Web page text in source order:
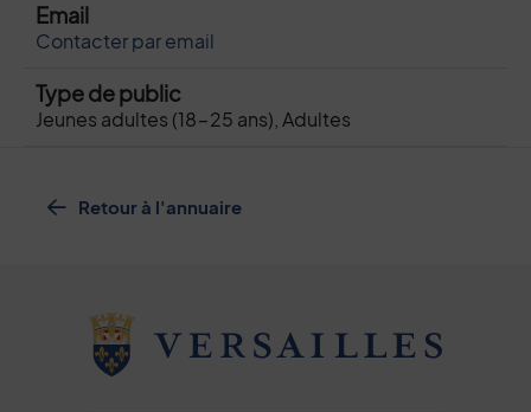
Email
Contacter par email
Type de public
Jeunes adultes (18-25 ans), Adultes
Retour à l'annuaire